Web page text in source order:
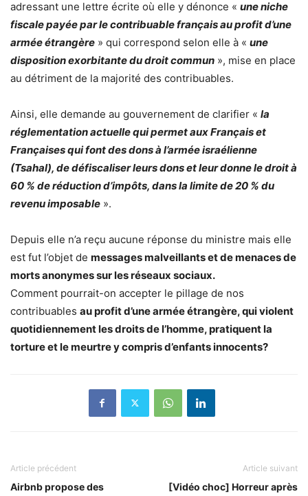
adressant une lettre écrite où elle y dénonce « une niche
fiscale payée par le contribuable français au profit d’une
armée étrangère » qui correspond selon elle à « une
disposition exorbitante du droit commun », mise en place
au détriment de la majorité des contribuables.
Ainsi, elle demande au gouvernement de clarifier « la
réglementation actuelle qui permet aux Français et
Françaises qui font des dons à l’armée israélienne
(Tsahal), de défiscaliser leurs dons et leur donne le droit à
60 % de réduction d’impôts, dans la limite de 20 % du
revenu imposable ».
Depuis elle n’a reçu aucune réponse du ministre mais elle
est fut l’objet de messages malveillants et de menaces de
morts anonymes sur les réseaux sociaux.
Comment pourrait-on accepter le pillage de nos
contribuables au profit d’une armée étrangère, qui violent
quotidiennement les droits de l’homme, pratiquent la
torture et le meurtre y compris d’enfants innocents?
Article précédent
Airbnb propose des
Article suivant
[Vidéo choc] Horreur après